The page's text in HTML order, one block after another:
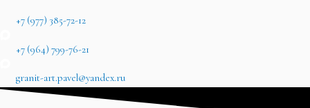
+7 (977) 385-72-12
+7 (964) 799-76-21
granit-art.pavel@yandex.ru